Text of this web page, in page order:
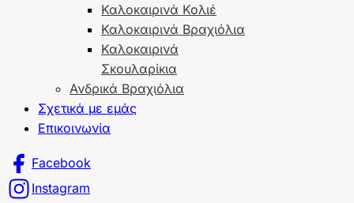
Καλοκαιρινά Κολιέ
Καλοκαιρινά Βραχιόλια
Καλοκαιρινά
Σκουλαρίκια
Ανδρικά Βραχιόλια
Σχετικά με εμάς
Επικοινωνία
Facebook
Instagram